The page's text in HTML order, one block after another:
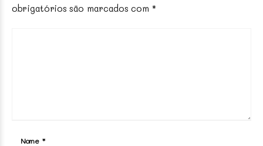
obrigatórios são marcados com *
Nome *